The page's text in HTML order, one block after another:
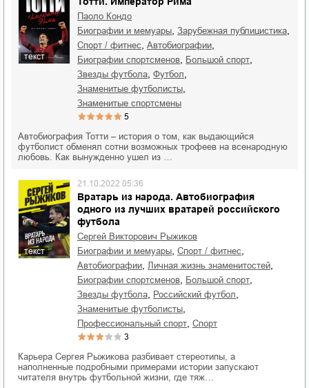
текст
Паоло Кондо
биографии и мемуары
зарубежная публицистика
спорт / фитнес автобиографии
биографии спортсменов большой спорт
звезды футбола футбол
знаменитые футболисты
знаменитые спортсмены
5
Автобиография Тотти – история о том, как выдающийся
футболист обменял сотни возможных трофеев на всенародную
любовь. Как вынужденно ушел из …
текст
Вратарь из народа. Автобиография
одного из лучших вратарей российского
футбола
21.10.2022 05:36
Сергей Викторович Рыжиков
биографии и мемуары
спорт / фитнес
автобиографии личная жизнь знаменитостей
биографии спортсменов большой спорт
звезды футбола российский футбол
знаменитые футболисты
профессиональный спорт спорт
3
Карьера Сергея Рыжикова разбивает стереотипы, а
наполненные подробными примерами истории запускают
читателя внутрь футбольной жизни, где тяж…